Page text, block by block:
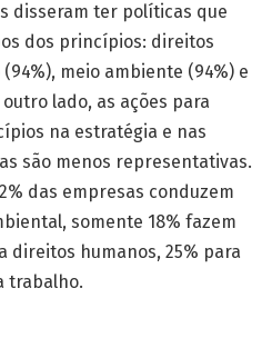
disseram ter políticas que
dos princípios: direitos
meio ambiente (94%) e
lado, as ações para
na estratégia e nas
são menos representativas.
das empresas conduzem
somente 18% fazem
direitos humanos, 25% para
trabalho.